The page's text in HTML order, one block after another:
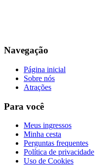
Navegação
Página inicial
Sobre nós
Atrações
Para você
Meus ingressos
Minha cesta
Perguntas frequentes
Política de privacidade
Uso de Cookies